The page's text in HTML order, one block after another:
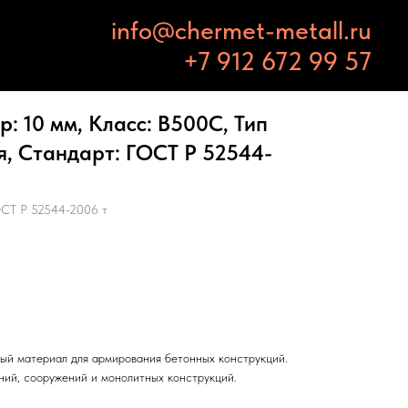
info@chermet-metall.ru
+7 912 672 99 57
10 мм, Класс: В500С, Тип
Стандарт: ГОСТ Р 52544-
Р 52544-2006 т
материал для армирования бетонных конструкций.
сооружений и монолитных конструкций.